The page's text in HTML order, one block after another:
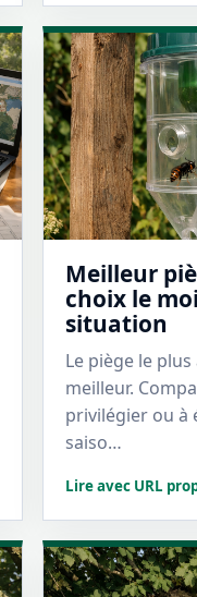
Meilleur
choix le
situation
Le piège le
meilleur.
privilégier ou à
saiso…
Lire avec URL